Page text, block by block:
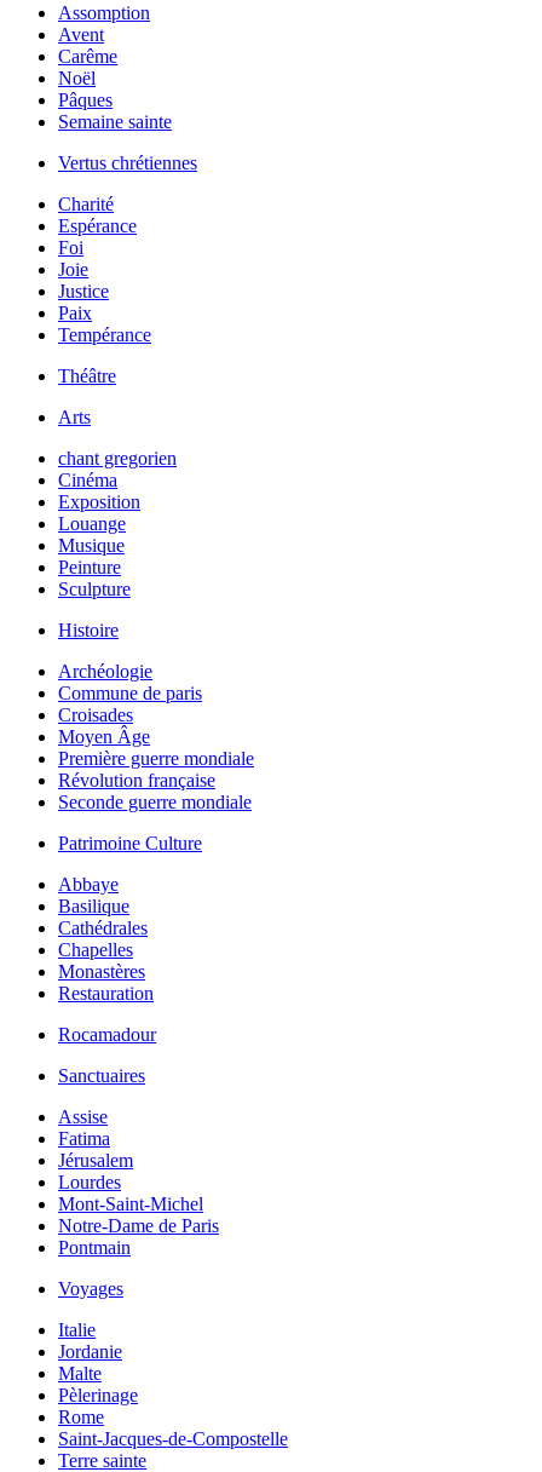
Assomption
Avent
Carême
Noël
Pâques
Semaine sainte
Vertus chrétiennes
Charité
Espérance
Foi
Joie
Justice
Paix
Tempérance
Théâtre
Arts
chant gregorien
Cinéma
Exposition
Louange
Musique
Peinture
Sculpture
Histoire
Archéologie
Commune de paris
Croisades
Moyen Âge
Première guerre mondiale
Révolution française
Seconde guerre mondiale
Patrimoine Culture
Abbaye
Basilique
Cathédrales
Chapelles
Monastères
Restauration
Rocamadour
Sanctuaires
Assise
Fatima
Jérusalem
Lourdes
Mont-Saint-Michel
Notre-Dame de Paris
Pontmain
Voyages
Italie
Jordanie
Malte
Pèlerinage
Rome
Saint-Jacques-de-Compostelle
Terre sainte